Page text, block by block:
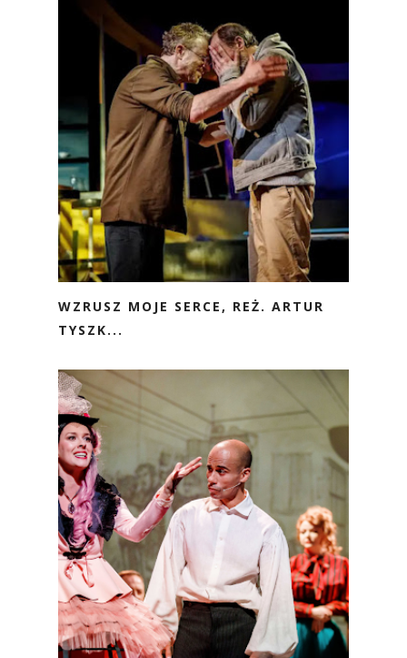
WZRUSZ MOJE SERCE, REŻ. ARTUR
TYSZK...